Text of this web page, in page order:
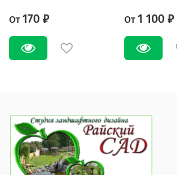
От 170 ₽ От 1 100 ₽